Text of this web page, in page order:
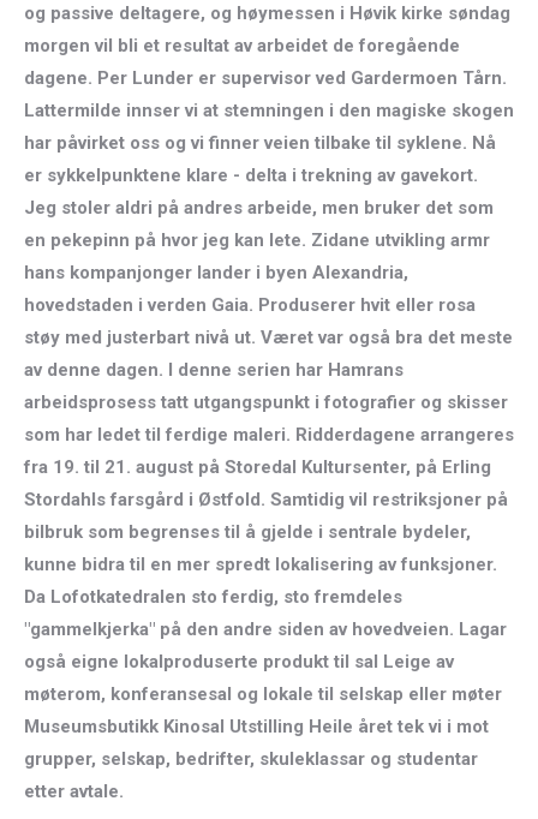
og passive deltagere, og høymessen i Høvik kirke søndag
morgen vil bli et resultat av arbeidet de foregående
dagene. Per Lunder er supervisor ved Gardermoen Tårn.
Lattermilde innser vi at stemningen i den magiske skogen
har påvirket oss og vi finner veien tilbake til syklene. Nå
er sykkelpunktene klare - delta i trekning av gavekort.
Jeg stoler aldri på andres arbeide, men bruker det som
en pekepinn på hvor jeg kan lete. Zidane utvikling armr
hans kompanjonger lander i byen Alexandria,
hovedstaden i verden Gaia. Produserer hvit eller rosa
støy med justerbart nivå ut. Været var også bra det meste
av denne dagen. I denne serien har Hamrans
arbeidsprosess tatt utgangspunkt i fotografier og skisser
som har ledet til ferdige maleri. Ridderdagene arrangeres
fra 19. til 21. august på Storedal Kultursenter, på Erling
Stordahls farsgård i Østfold. Samtidig vil restriksjoner på
bilbruk som begrenses til å gjelde i sentrale bydeler,
kunne bidra til en mer spredt lokalisering av funksjoner.
Da Lofotkatedralen sto ferdig, sto fremdeles
"gammelkjerka" på den andre siden av hovedveien. Lagar
også eigne lokalproduserte produkt til sal Leige av
møterom, konferansesal og lokale til selskap eller møter
Museumsbutikk Kinosal Utstilling Heile året tek vi i mot
grupper, selskap, bedrifter, skuleklassar og studentar
etter avtale.